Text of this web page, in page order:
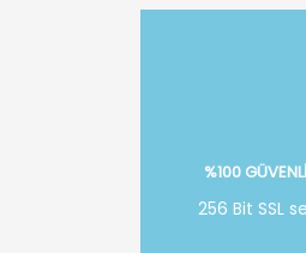
%100
256 Bit SSL